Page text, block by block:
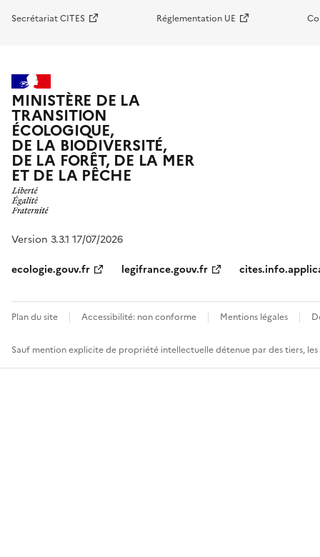
Secrétariat CITES Réglementation UE
MINISTÈRE DE LA
TRANSITION
ÉCOLOGIQUE,
DE LA BIODIVERSITÉ,
DE LA FORÊT, DE LA MER
ET DE LA PÊCHE
Version 3.3.1 17/07/2026
ecologie.gouv.fr
legifrance.gouv.fr
Plan du site Accessibilité: non conforme Mentions légales
Sauf mention explicite de propriété intellectuelle détenue par des tiers,